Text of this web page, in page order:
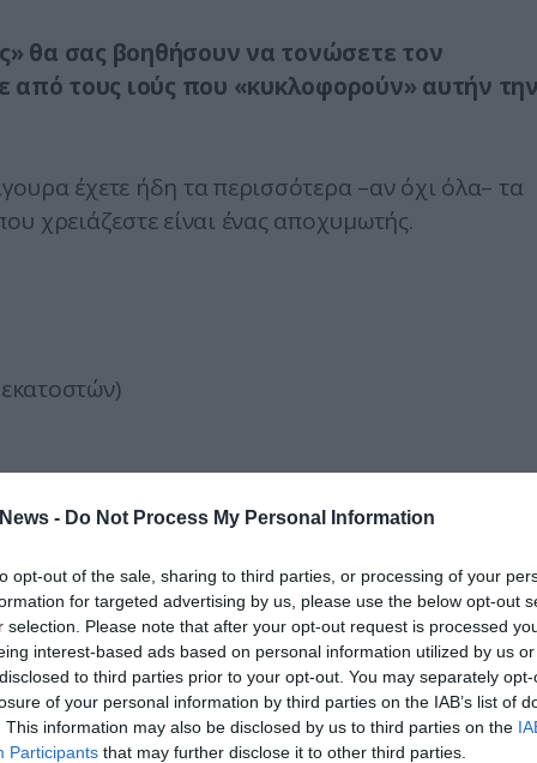
- Do Not Process My Personal Information
opt-out of the sale, sharing to third parties, or processing of your
for targeted advertising by us, please use the below opt-out
selection. Please note that after your opt-out request is processed
interest-based ads based on personal information utilized by us
to third parties prior to your opt-out. You may separately
of your personal information by third parties on the IAB’s list of
This information may also be disclosed by us to third parties on the
Participants that may further disclose it to other third parties.
θα σας βοηθήσουν να τονώσετε τον
τους ιούς που «κυκλοφορούν» αυτήν
έχετε ήδη τα περισσότερα –αν όχι όλα– τα
χρειάζεστε είναι ένας αποχυμωτής.
τζίντζερ, τα μήλα και τα πορτοκάλια, το
τον κουρκουμά στον αποχυμωτή, καθώς δεν θα
υλικά που θα βάλετε στη συνέχεια θα
επίσης να περάσει το μπαχαρικό στο ποτό.